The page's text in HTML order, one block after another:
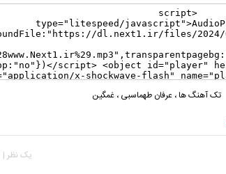
تک آهنگ ها،عرفان طهماسبی ،غمگین
يک نظر | 193 بازدید